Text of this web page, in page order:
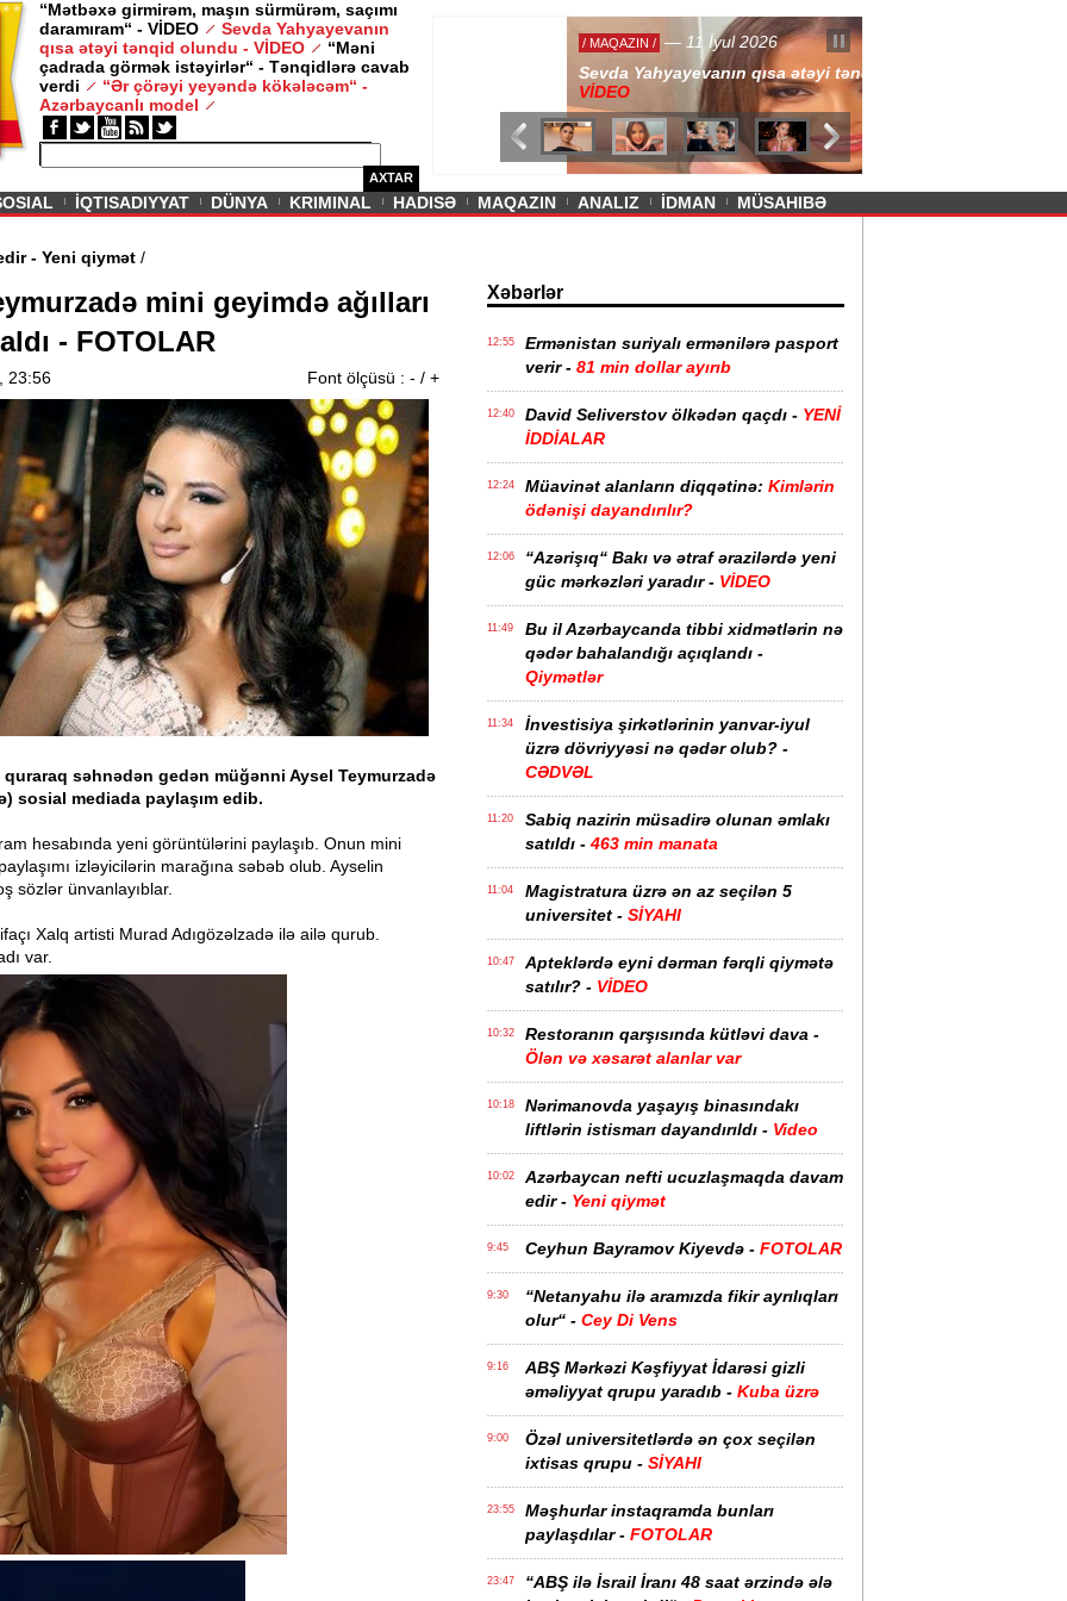
“Mətbəxə girmirəm, maşın sürmürəm, saçımı
daramıram“ - VİDEO
Sevda Yahyayevanın
qısa ətəyi tənqid olundu - VİDEO
“Məni
çadrada görmək istəyirlər“ - Tənqidlərə cavab
verdi
“Ər çörəyi yeyəndə kökələcəm“ -
Azərbaycanlı model
AXTAR
— 11 İyul 2026
Sevda Yahyayevanın qısa ətəyi tənqid olundu -
İQTISADIYYAT DÜNYA KRIMINAL HADISƏ MAQAZIN ANALIZ İDMAN MÜSAHIBƏ
davam edir - Yeni qiymət
mini geyimdə ağılları
- FOTOLAR
23:56 Font ölçüsü : - / +
səhnədən gedən müğənni Aysel Teymurzadə
sosial mediada paylaşım edib.
hesabında yeni görüntülərini paylaşıb. Onun mini
izləyicilərin marağına səbəb olub. Ayselin
sözlər ünvanlayıblar.
Xalq artisti Murad Adıgözəlzadə ilə ailə qurub.
var.
Xəbərlər
12:55
Ermənistan suriyalı ermənilərə pasport
verir - 81 min dollar ayırıb
12:40 David Seliverstov ölkədən qaçdı - YENİ
İDDİALAR
12:24 Müavinət alanların diqqətinə: Kimlərin
ödənişi dayandırılır?
12:06
“Azərişıq“ Bakı və ətraf ərazilərdə yeni
güc mərkəzləri yaradır - VİDEO
11:49
Bu il Azərbaycanda tibbi xidmətlərin nə
qədər bahalandığı açıqlandı -
Qiymətlər
11:34
İnvestisiya şirkətlərinin yanvar-iyul
üzrə dövriyyəsi nə qədər olub? -
CƏDVƏL
11:20
Sabiq nazirin müsadirə olunan əmlakı
satıldı - 463 min manata
11:04
Magistratura üzrə ən az seçilən 5
universitet - SİYAHI
10:47
Apteklərdə eyni dərman fərqli qiymətə
satılır? - VİDEO
10:32
Restoranın qarşısında kütləvi dava -
Ölən və xəsarət alanlar var
10:18
Nərimanovda yaşayış binasındakı
liftlərin istismarı dayandırıldı - Video
10:02
Azərbaycan nefti ucuzlaşmaqda davam
edir - Yeni qiymət
9:45 Ceyhun Bayramov Kiyevdə - FOTOLAR
9:30
“Netanyahu ilə aramızda fikir ayrılıqları
olur“ - Cey Di Vens
9:16
ABŞ Mərkəzi Kəşfiyyat İdarəsi gizli
əməliyyat qrupu yaradıb - Kuba üzrə
9:00
Özəl universitetlərdə ən çox seçilən
ixtisas qrupu - SİYAHI
23:55
Məşhurlar instaqramda bunları
paylaşdılar - FOTOLAR
23:47
“ABŞ ilə İsrail İranı 48 saat ərzində ələ